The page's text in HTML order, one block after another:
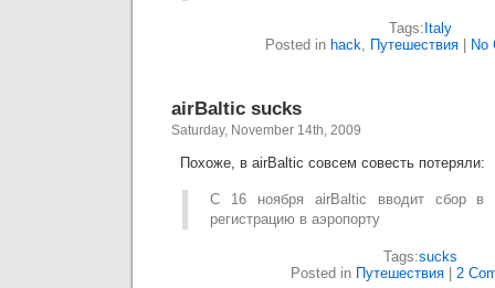
Tags: Italy
Posted in hack, Путешествия No
airBaltic sucks
Saturday, November 14th, 2009
Похоже, в airBaltiс совсем совесть потеряли:
С 16 ноября airBaltic вводит сбор в
регистрацию в аэропорту
Tags:sucks
Posted in Путешествия| 2